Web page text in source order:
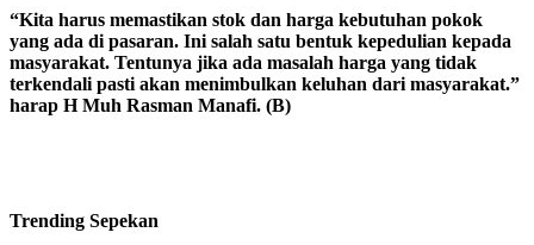
“Kita harus memastikan stok dan harga kebutuhan pokok
yang ada di pasaran. Ini salah satu bentuk kepedulian kepada
masyarakat. Tentunya jika ada masalah harga yang tidak
terkendali pasti akan menimbulkan keluhan dari masyarakat.”
harap H Muh Rasman Manafi. (B)
Trending Sepekan